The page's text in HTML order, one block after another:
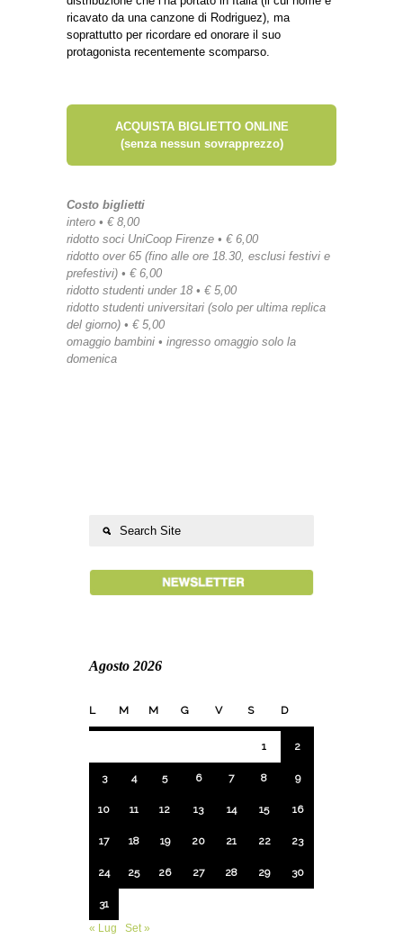
ricavato da una canzone di Rodriguez), ma
soprattutto per ricordare ed onorare il suo
protagonista recentemente scomparso.
ACQUISTA BIGLIETTO ONLINE
(senza nessun sovrapprezzo)
Costo biglietti
intero • € 8,00
ridotto soci UniCoop Firenze • € 6,00
ridotto over 65 (fino alle ore 18.30, esclusi festivi e
prefestivi) • € 6,00
ridotto studenti under 18 • € 5,00
ridotto studenti universitari (solo per ultima replica
del giorno) • € 5,00
omaggio bambini • ingresso omaggio solo la
domenica
Agosto 2026
L M M G V S D
1 2
3 4 5 6 7 8 9
10 11 12 13 14 15 16
17 18 19 20 21 22 23
24 25 26 27 28 29 30
31
« Lug
Set »